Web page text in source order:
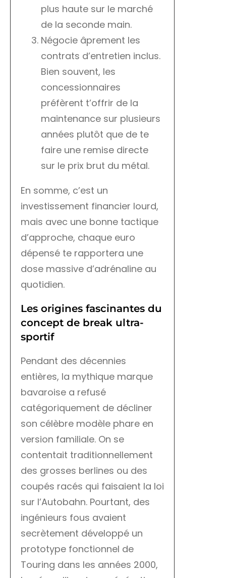
plus haute sur le marché
de la seconde main.
Négocie âprement les
contrats d’entretien inclus.
Bien souvent, les
concessionnaires
préfèrent t’offrir de la
maintenance sur plusieurs
années plutôt que de te
faire une remise directe
sur le prix brut du métal.
En somme, c’est un
investissement financier lourd,
mais avec une bonne tactique
d’approche, chaque euro
dépensé te rapportera une
dose massive d’adrénaline au
quotidien.
Les origines fascinantes du
concept de break ultra-
sportif
Pendant des décennies
entières, la mythique marque
bavaroise a refusé
catégoriquement de décliner
son célèbre modèle phare en
version familiale. On se
contentait traditionnellement
des grosses berlines ou des
coupés racés qui faisaient la loi
sur l’Autobahn. Pourtant, des
ingénieurs fous avaient
secrètement développé un
prototype fonctionnel de
Touring dans les années 2000,